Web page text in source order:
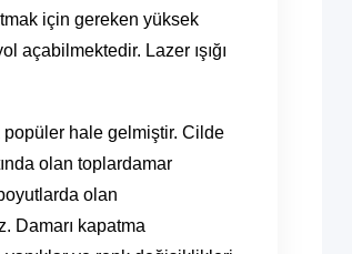
için gereken yüksek
açabilmektedir. Lazer ışığı
hale gelmiştir. Cilde
olan toplardamar
olan
Damarı kapatma